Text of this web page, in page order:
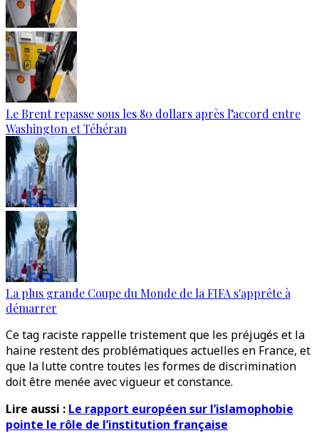
Le Brent repasse sous les 80 dollars après l’accord entre
Washington et Téhéran
La plus grande Coupe du Monde de la FIFA s'apprête à
démarrer
Ce tag raciste rappelle tristement que les préjugés et la
haine restent des problématiques actuelles en France, et
que la lutte contre toutes les formes de discrimination
doit être menée avec vigueur et constance.
Lire aussi : Le rapport européen sur l’islamophobie
pointe le rôle de l’institution française